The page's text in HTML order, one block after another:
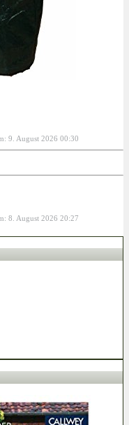
9. August 2026 00:30
8. August 2026 20:27